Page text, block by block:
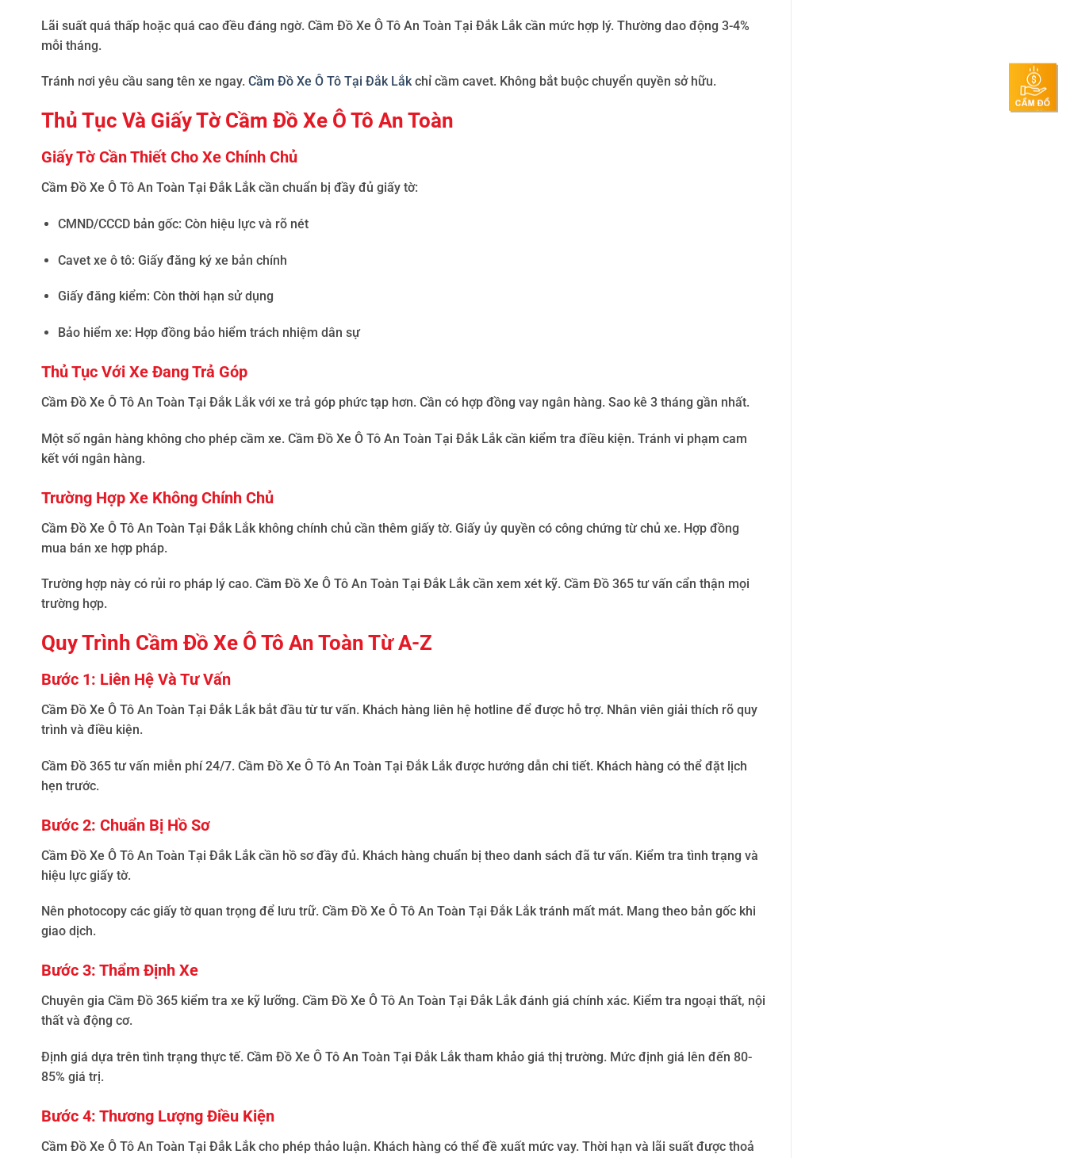
Lãi suất quá thấp hoặc quá cao đều đáng ngờ. Cầm Đồ Xe Ô Tô An Toàn Tại Đắk Lắk cần mức hợp lý. Thường dao động 3-4%
mỗi tháng.
Tránh nơi yêu cầu sang tên xe ngay. Cầm Đồ Xe Ô Tô Tại Đắk Lắkchỉ cầm cavet. Không bắt buộc chuyển quyền sở hữu.
Thủ Tục Và Giấy Tờ Cầm Đồ Xe Ô Tô An Toàn
Giấy Tờ Cần Thiết Cho Xe Chính Chủ
Cầm Đồ Xe Ô Tô An Toàn Tại Đắk Lắkcần chuẩn bị đầy đủ giấy tờ:
CMND/CCCD bản gốc: Còn hiệu lực và rõ nét
Cavet xe ô tô: Giấy đăng ký xe bản chính
Giấy đăng kiểm: Còn thời hạn sử dụng
Bảo hiểm xe: Hợp đồng bảo hiểm trách nhiệm dân sự
Thủ Tục Với Xe Đang Trả Góp
Cầm Đồ Xe Ô Tô An Toàn Tại Đắk Lắkvới xe trả góp phức tạp hơn. Cần có hợp đồng vay ngân hàng. Sao kê 3 tháng gần nhất.
Một số ngân hàng không cho phép cầm xe. Cầm Đồ Xe Ô Tô An Toàn Tại Đắk Lắkcần kiểm tra điều kiện. Tránh vi phạm cam
kết với ngân hàng.
Trường Hợp Xe Không Chính Chủ
Cầm Đồ Xe Ô Tô An Toàn Tại Đắk Lắk không chính chủ cần thêm giấy tờ. Giấy ủy quyền có công chứng từ chủ xe. Hợp đồng
mua bán xe hợp pháp.
Trường hợp này có rủi ro pháp lý cao. Cầm Đồ Xe Ô Tô An Toàn Tại Đắk Lắkcần xem xét kỹ. Cầm Đồ 365 tư vấn cẩn thận mọi
trường hợp.
Quy Trình Cầm Đồ Xe Ô Tô An Toàn Từ A-Z
Bước 1: Liên Hệ Và Tư Vấn
Cầm Đồ Xe Ô Tô An Toàn Tại Đắk Lắkbắt đầu từ tư vấn. Khách hàng liên hệ hotline để được hỗ trợ. Nhân viên giải thích rõ quy
trình và điều kiện.
Cầm Đồ 365 tư vấn miễn phí 24/7. Cầm Đồ Xe Ô Tô An Toàn Tại Đắk Lắkđược hướng dẫn chi tiết. Khách hàng có thể đặt lịch
hẹn trước.
Bước 2: Chuẩn Bị Hồ Sơ
Cầm Đồ Xe Ô Tô An Toàn Tại Đắk Lắk cần hồ sơ đầy đủ. Khách hàng chuẩn bị theo danh sách đã tư vấn. Kiểm tra tình trạng và
hiệu lực giấy tờ.
Nên photocopy các giấy tờ quan trọng để lưu trữ. Cầm Đồ Xe Ô Tô An Toàn Tại Đắk Lắktránh mất mát. Mang theo bản gốc khi
giao dịch.
Bước 3: Thẩm Định Xe
Chuyên gia Cầm Đồ 365 kiểm tra xe kỹ lưỡng. Cầm Đồ Xe Ô Tô An Toàn Tại Đắk Lắkđánh giá chính xác. Kiểm tra ngoại thất, nội
thất và động cơ.
Định giá dựa trên tình trạng thực tế. Cầm Đồ Xe Ô Tô An Toàn Tại Đắk Lắktham khảo giá thị trường. Mức định giá lên đến 80-
85% giá trị.
Bước 4: Thương Lượng Điều Kiện
Cầm Đồ Xe Ô Tô An Toàn Tại Đắk Lắkcho phép thảo luận. Khách hàng có thể đề xuất mức vay. Thời hạn và lãi suất được thoả